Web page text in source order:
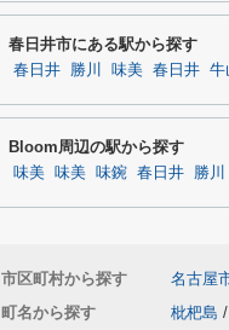
春日井市にある駅から探す
春日井 勝川 味美 春日井 牛
Bloom周辺の駅から探す
味美 味美 味鋺 春日井 勝川
市区町村から探す 名古屋
町名から探す
枇杷島 /